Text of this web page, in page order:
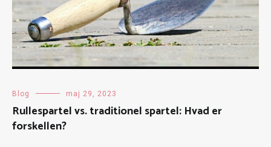
Blog maj 29, 2023
Rullespartel vs. traditionel spartel: Hvad er
forskellen?